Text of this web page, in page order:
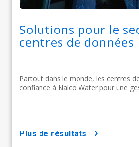
Solutions pour le
centres de données
Partout dans le monde, les centres
confiance à Nalco Water pour une
plus de résultats